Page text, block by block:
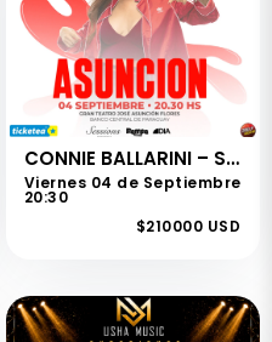
CONNIE BALLARINI – STAND UP
Viernes 04 de Septiembre
20:30
$210000 USD